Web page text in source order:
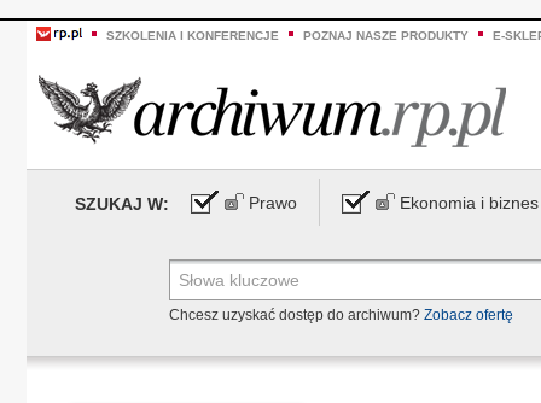
SZKOLENIA I KONFERENCJE POZNAJ NASZE PRODUKTY E-
SZUKAJ W: Prawo Ekonomia i biznes
Chcesz uzyskać dostęp do archiwum? Zobacz ofertę